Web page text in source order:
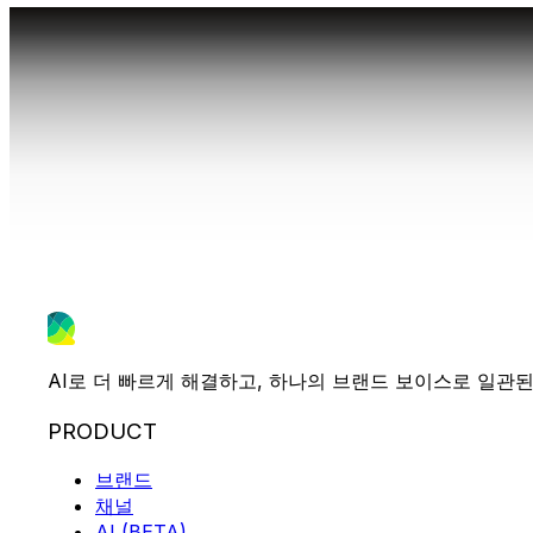
AI로 더 빠르게 해결하고, 하나의 브랜드 보이스로 일관
PRODUCT
브랜드
채널